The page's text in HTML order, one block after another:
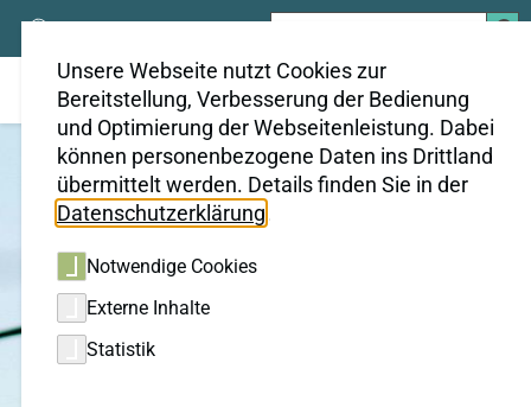
Suchen
Unsere Webseite nutzt Cookies zur
Bereitstellung, Verbesserung der Bedienung
und Optimierung der Webseitenleistung. Dabei
können personenbezogene Daten ins Drittland
übermittelt werden. Details finden Sie in der
Datenschutzerklärung.
Notwendige Cookies
Externe Inhalte
Statistik